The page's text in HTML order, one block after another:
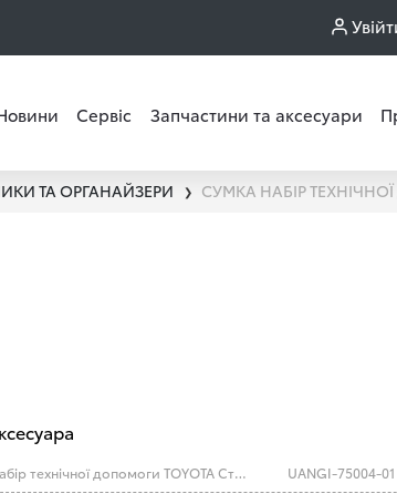
Сервіс Запчастини та аксесуари
ТА ОРГАНАЙЗЕРИ ❯ СУМКА НАБІР
Сумка-набір технічної допомоги TOYOTA Стандарт+ UANGI-75004-01